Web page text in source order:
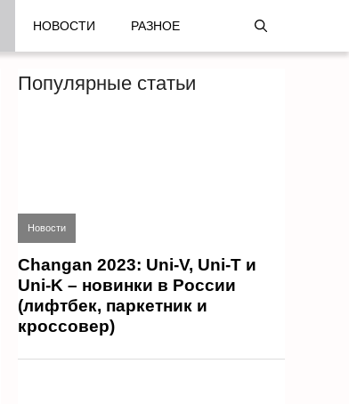
НОВОСТИ РАЗНОЕ
Популярные статьи
Новости
Changan 2023: Uni-V, Uni-T и
Uni-K – новинки в России
(лифтбек, паркетник и
кроссовер)